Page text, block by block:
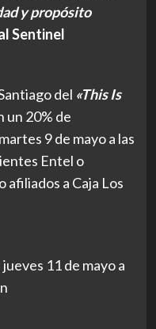
y propósito
Sentinel
del «ThisIs
un 20% de
9 de mayo a las
Entel o
afiliados a Caja Los
11 de mayo a